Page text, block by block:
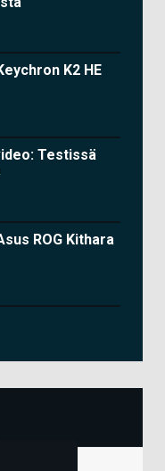
K2 HE
Testissä
ROG Kithara